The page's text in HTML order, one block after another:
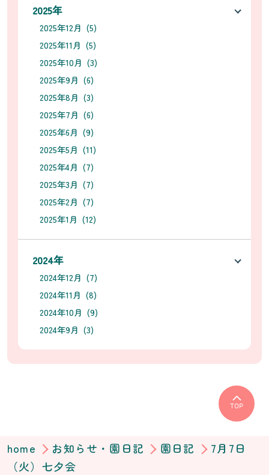
2025年
2025年12月 (5)
2025年11月 (5)
2025年10月 (3)
2025年9月 (6)
2025年8月 (3)
2025年7月 (6)
2025年6月 (9)
2025年5月 (11)
2025年4月 (7)
2025年3月 (7)
2025年2月 (7)
2025年1月 (12)
2024年
2024年12月 (7)
2024年11月 (8)
2024年10月 (9)
2024年9月 (3)
TOP
home お知らせ・園日記 園日記
7月7日
（火）七夕会